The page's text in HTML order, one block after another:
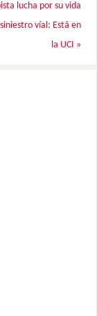
lucha por su vida
víal: Está en
la UCI »